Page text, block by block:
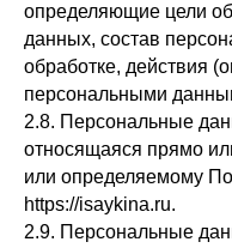
определяющие цели
данных, состав
обработке, действия
персональными
2.8. Персональные
относящаяся прямо
или определяемому
https://isaykina.ru.
2.9. Персональные